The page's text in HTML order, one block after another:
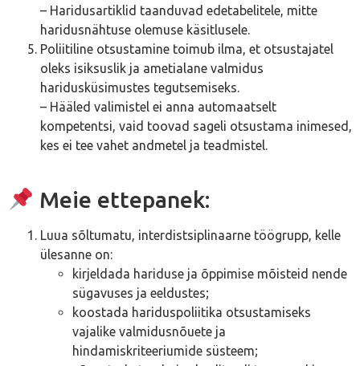
– Haridusartiklid taanduvad edetabelitele, mitte
haridusnähtuse olemuse käsitlusele.
Poliitiline otsustamine toimub ilma, et otsustajatel
oleks isiksuslik ja ametialane valmidus
haridusküsimustes tegutsemiseks.
– Hääled valimistel ei anna automaatselt
kompetentsi, vaid toovad sageli otsustama inimesed,
kes ei tee vahet andmetel ja teadmistel.
Meie ettepanek:
Luua sõltumatu, interdistsiplinaarne töögrupp, kelle
ülesanne on:
kirjeldada hariduse ja õppimise mõisteid nende
sügavuses ja eeldustes;
koostada hariduspoliitika otsustamiseks
vajalike valmidusnõuete ja
hindamiskriteeriumide süsteem;